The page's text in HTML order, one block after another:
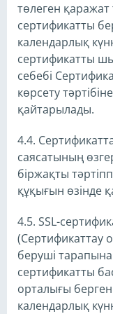
төлеген
сертификатты
календарлық
сертификатты
себебі
көрсету
қайтарылады.
4.4.
саясатының
біржақты
құқығын өзінде
4.5. SSL-
(Сертификаттау
беруші
сертификатты
орталығы
календарлық